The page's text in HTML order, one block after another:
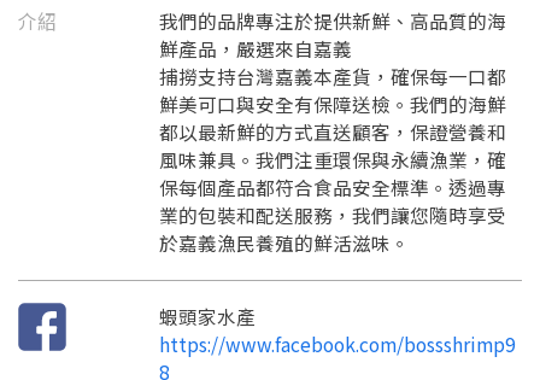
介紹
我們的品牌專注於提供新鮮、高品質的海
鮮產品，嚴選來自嘉義
捕撈支持台灣嘉義本產貨，確保每一口都
鮮美可口與安全有保障送檢。我們的海鮮
都以最新鮮的方式直送顧客，保證營養和
風味兼具。我們注重環保與永續漁業，確
保每個產品都符合食品安全標準。透過專
業的包裝和配送服務，我們讓您隨時享受
於嘉義漁民養殖的鮮活滋味。
蝦頭家水產
https://www.facebook.com/bossshrimp9
8
嗨~這個 LINE 帳號還沒有註冊過，
只要驗證手機號碼就能完成註冊。
您要繼續嗎？
返回 繼續註冊
請掃描或點擊 QR code
加入「嘉義優鮮」LINE 好友，
才能繼續註冊喔。
點擊加入 LINE 好友
返回 繼續註冊
註冊完成了！
開始填寫申請資料吧~
填寫申請資料
返回首頁
確認
您的申請資料正在等候審查中，
要申請新產品嗎？
查看申請進度 申請新產品
返回首頁
想知道怎麼做更容易通過審核嗎？
看看申請教學吧！
如果你已經準備好了，
點擊「直接申請」按鈕開始填寫申請表。
直接申請 看密笈